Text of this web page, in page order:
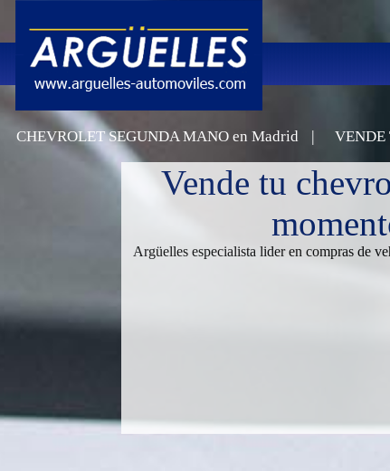
CHEVROLET SEGUNDA MANO en Madrid | VENDE
Vende tu
Argüelles especialista lider en compras de